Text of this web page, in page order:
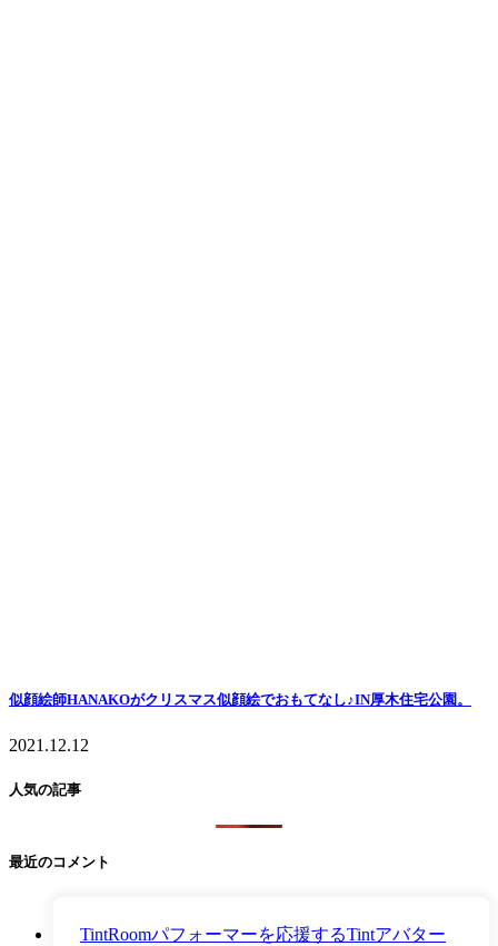
似顔絵師HANAKOがクリスマス似顔絵でおもてなし♪IN厚木住宅公園。
2021.12.12
人気の記事
最近のコメント
TintRoomパフォーマーを応援するTintアバター